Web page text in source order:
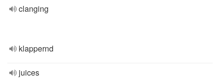
clanging
klappernd
juices